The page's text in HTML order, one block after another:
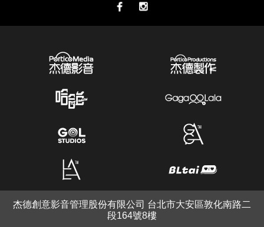
杰德創意影音管理股份有限公司 台北市大安區敦化南路二
段164號8樓